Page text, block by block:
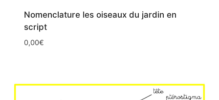
Nomenclature les oiseaux du jardin en
script
0,00€